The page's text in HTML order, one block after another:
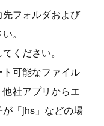
フォルダおよび
。
ください。
ト可能なファイル
社アプリからエ
「jhs」などの場